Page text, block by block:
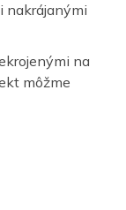
nakrájanými
na
môžme